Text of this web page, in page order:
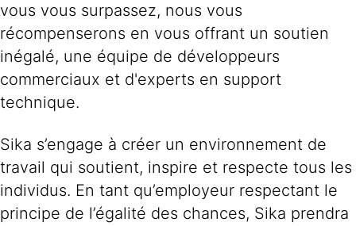
vous vous surpassez, nous vous
récompenserons en vous offrant un soutien
inégalé, une équipe de développeurs
commerciaux et d'experts en support
technique.
Sika s’engage à créer un environnement de
travail qui soutient, inspire et respecte tous les
individus. En tant qu’employeur respectant le
principe de l’égalité des chances, Sika prendra